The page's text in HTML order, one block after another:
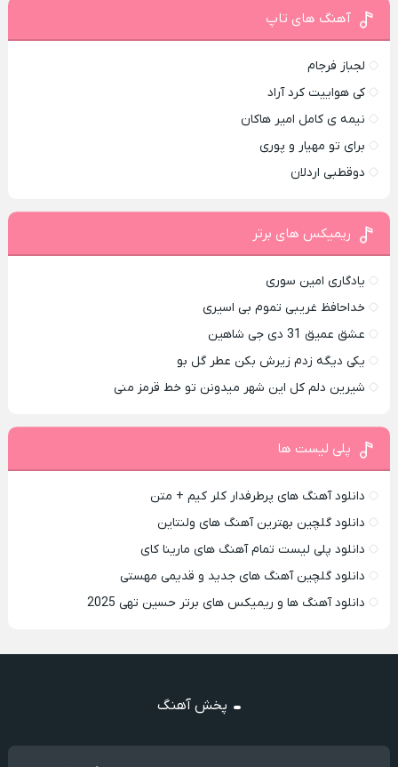
آهنگ های تاپ
لجباز فرجام
کی هواییت کرد آراد
نیمه ی کامل امیر هاکان
برای تو مهیار و پوری
دوقطبی اردلان
ریمیکس های برتر
یادگاری امین سوری
خداحافظ غریبی تموم بی اسیری
عشق عمیق 31 دی جی شاهین
یکی دیگه زدم زیرش بکن عطر گل بو
شیرین دلم کل این شهر میدونن تو خط قرمز منی
پلی لیست ها
دانلود آهنگ های پرطرفدار کلر کیم + متن
دانلود گلچین بهترین آهنگ های ولنتاین
دانلود پلی لیست تمام آهنگ های مارینا کای
دانلود گلچین آهنگ های جدید و قدیمی مهستی
دانلود آهنگ ها و ریمیکس های برتر حسین تهی 2025
پخش آهنگ